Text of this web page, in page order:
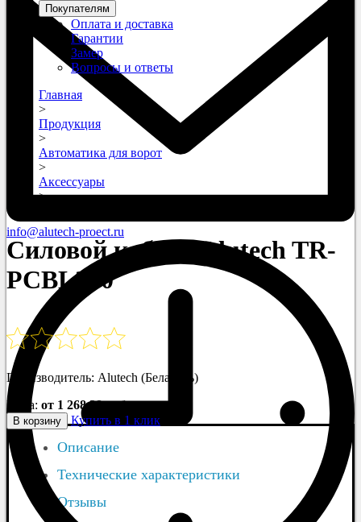
info@alutech-proect.ru
Покупателям
Оплата и доставка
Гарантии
Замер
Вопросы и ответы
Главная
>
Продукция
>
Автоматика для ворот
>
Аксессуары
>
Силовой кабель Alutech TR-
PCBL230
Производитель: Alutech (Беларусь)
Цена: от 1 268.38 руб.
В корзину Купить в 1 клик
Описание
Технические характеристики
Отзывы